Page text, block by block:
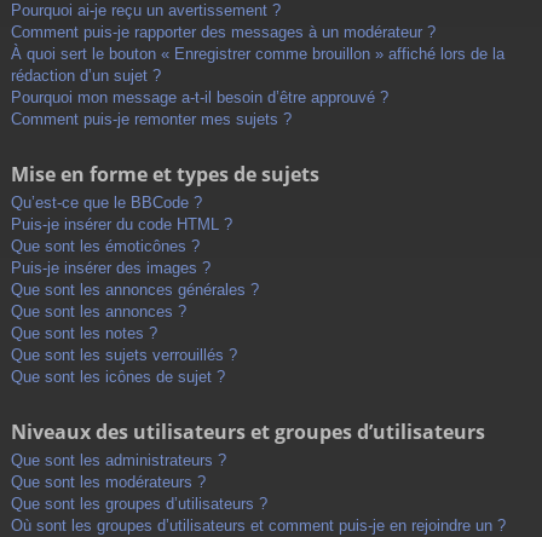
Pourquoi ai-je reçu un avertissement ?
Comment puis-je rapporter des messages à un modérateur ?
À quoi sert le bouton « Enregistrer comme brouillon » affiché lors de la
rédaction d’un sujet ?
Pourquoi mon message a-t-il besoin d’être approuvé ?
Comment puis-je remonter mes sujets ?
Mise en forme et types de sujets
Qu’est-ce que le BBCode ?
Puis-je insérer du code HTML ?
Que sont les émoticônes ?
Puis-je insérer des images ?
Que sont les annonces générales ?
Que sont les annonces ?
Que sont les notes ?
Que sont les sujets verrouillés ?
Que sont les icônes de sujet ?
Niveaux des utilisateurs et groupes d’utilisateurs
Que sont les administrateurs ?
Que sont les modérateurs ?
Que sont les groupes d’utilisateurs ?
Où sont les groupes d’utilisateurs et comment puis-je en rejoindre un ?